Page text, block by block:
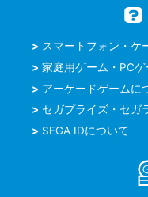
スマートフォン・ケ
家庭用ゲーム・PC
アーケードゲームに
セガプライズ・セガ
SEGA IDについて